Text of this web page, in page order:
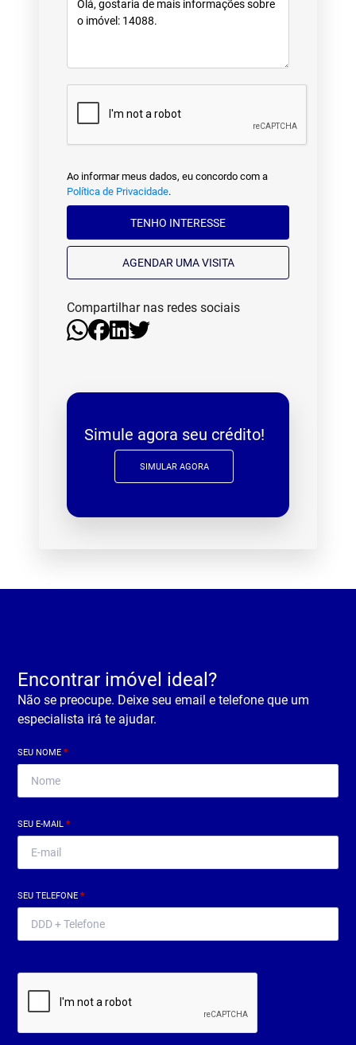
Ao informar meus dados, eu concordo com a
Política de Privacidade.
TENHO INTERESSE
AGENDAR UMA VISITA
Compartilhar nas redes sociais
Simule agora seu crédito!
SIMULAR AGORA
Encontrar imóvel ideal?
Não se preocupe. Deixe seu email e telefone que um
especialista irá te ajudar.
SEU NOME*
SEU E-MAIL*
SEU TELEFONE*